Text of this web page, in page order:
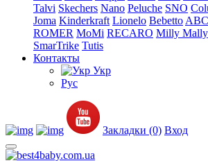
Talvi Skechers Nano Peluche SNO
Joma Kinderkraft Lionelo Bebetto
ROMER MoMi RECARO Milly Mally
SmarTrike Tutis
Контакты
Укр
Рус
Закладки (0) Вход